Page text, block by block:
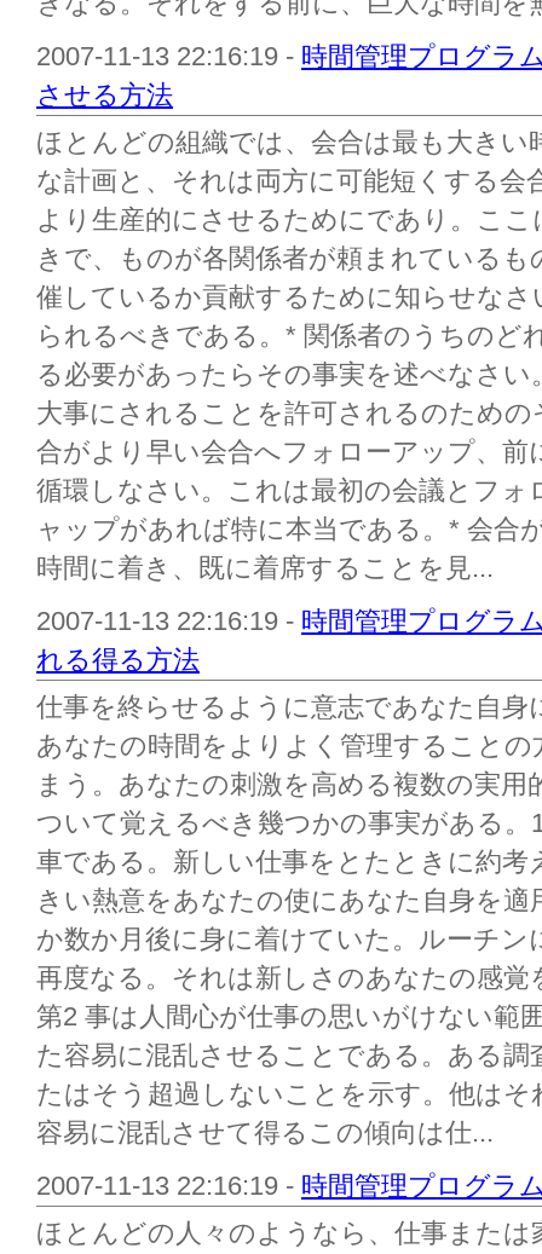
2007-11-13 22:16:19 - 時間管理プログラ
させる方法
ほとんどの組織では、会合は最も大きい
な計画と、それは両方に可能短くする会
より生産的にさせるためにであり。こ
きで、ものが各関係者が頼まれている
催しているか貢献するために知らせな
られるべきである。* 関係者のうちのど
る必要があったらその事実を述べなさ
大事にされることを許可されるのため
合がより早い会合へフォローアップ、
循環しなさい。これは最初の会議とフ
ャップがあれば特に本当である。* 会合
時間に着き、既に着席することを見...
2007-11-13 22:16:19 - 時間管理プログラ
れる得る方法
仕事を終らせるように意志であなた自
あなたの時間をよりよく管理すること
まう。あなたの刺激を高める複数の実
ついて覚えるべき幾つかの事実がある
車である。新しい仕事をとたときに約
きい熱意をあなたの使にあなた自身を
か数か月後に身に着けていた。ルーチン
再度なる。それは新しさのあなたの感
第2 事は人間心が仕事の思いがけない範
た容易に混乱させることである。ある調
たはそう超過しないことを示す。他は
容易に混乱させて得るこの傾向は仕...
2007-11-13 22:16:19 - 時間管理プログラ
ほとんどの人々のようなら、仕事また